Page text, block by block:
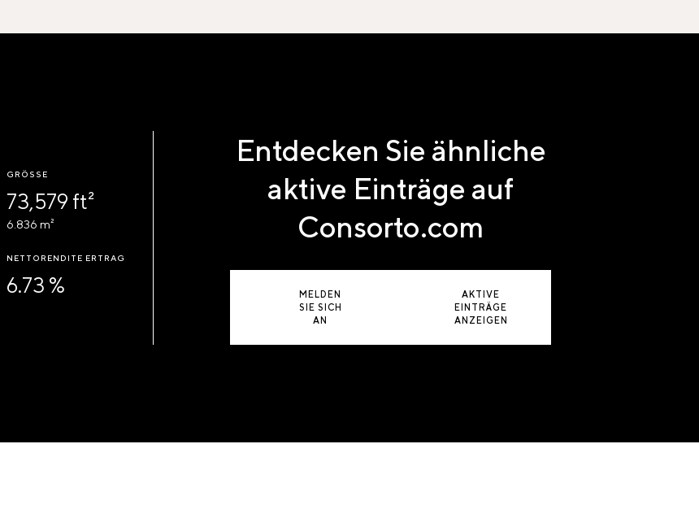
GRÖSSE
73,579 ft²
6.836 m²
NETTORENDITE ERTRAG
6.73 %
Entdecken Sie ähnliche
aktive Einträge auf
Consorto.com
MELDEN
SIE SICH
AN
AKTIVE
EINTRÄGE
ANZEIGEN